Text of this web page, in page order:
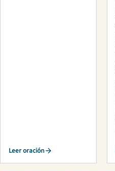
Leer oración